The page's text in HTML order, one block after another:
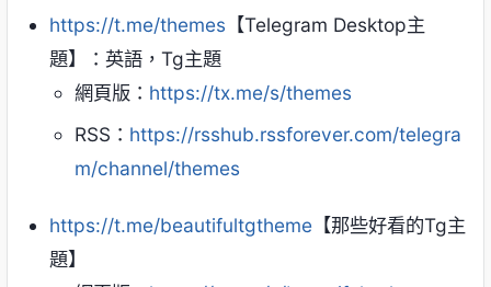
https://t.me/themes 【Telegram Desktop主
題】：英語，Tg主題
網頁版： https://tx.me/s/themes
RSS： https://rsshub.rssforever.com/telegra
m/channel/themes
https://t.me/beautifultgtheme 【那些好看的Tg主
題】